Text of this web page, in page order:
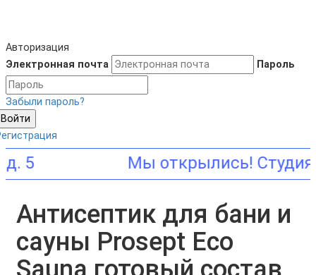
Авторизация
Электронная почта
Пароль
Забыли пароль?
Войти
Антисептик для бани и
сауны Prosept Eco